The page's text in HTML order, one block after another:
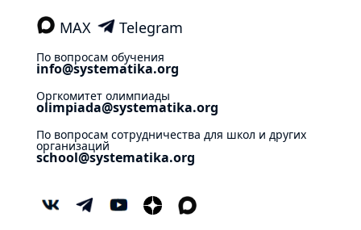
MAX Telegram
По вопросам обучения
info@systematika.org
Оргкомитет олимпиады
olimpiada@systematika.org
По вопросам сотрудничества для школ и других
организаций
school@systematika.org